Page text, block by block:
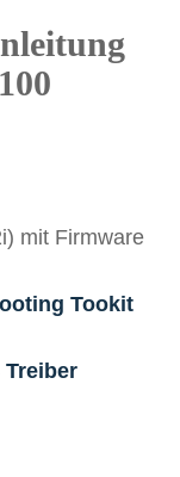
mit Firmware
Tookit
Treiber